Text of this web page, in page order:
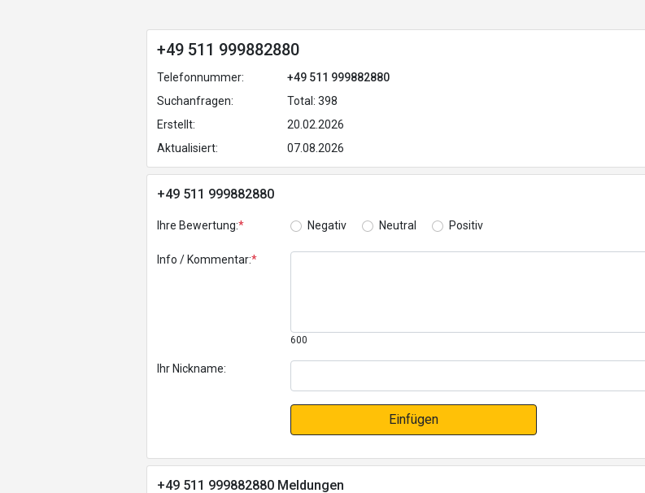
+49 511 999882880
Telefonnummer:
+49 511 999882880
Suchanfragen:
Total: 398
Erstellt:
20.02.2026
Aktualisiert:
07.08.2026
+49 511 999882880
Ihre Bewertung:* Negativ Neutral Positiv
Info / Kommentar:*
600
Ihr Nickname:
Einfügen
+49 511 999882880 Meldungen